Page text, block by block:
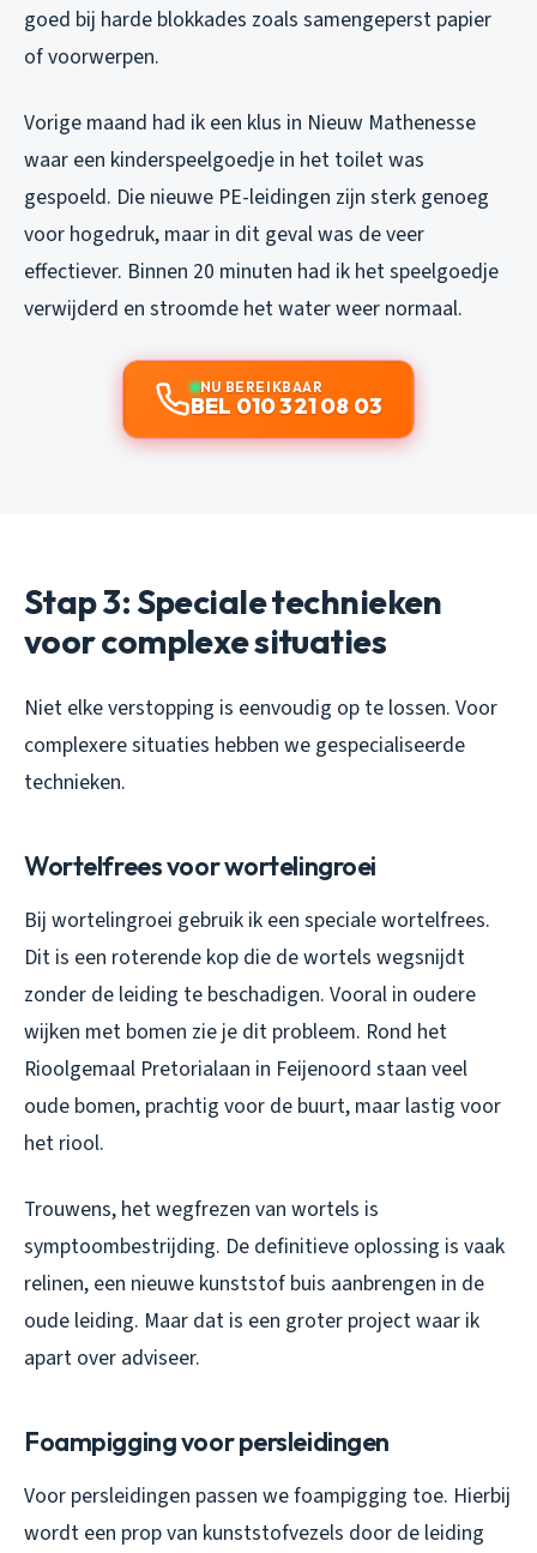
goed bij harde blokkades zoals samengeperst papier
of voorwerpen.
Vorige maand had ik een klus in Nieuw Mathenesse
waar een kinderspeelgoedje in het toilet was
gespoeld. Die nieuwe PE-leidingen zijn sterk genoeg
voor hogedruk, maar in dit geval was de veer
effectiever. Binnen 20 minuten had ik het speelgoedje
verwijderd en stroomde het water weer normaal.
NU BEREIKBAAR
BEL 010 321 08 03
Stap 3: Speciale technieken
voor complexe situaties
Niet elke verstopping is eenvoudig op te lossen. Voor
complexere situaties hebben we gespecialiseerde
technieken.
Wortelfrees voor wortelingroei
Bij wortelingroei gebruik ik een speciale wortelfrees.
Dit is een roterende kop die de wortels wegsnijdt
zonder de leiding te beschadigen. Vooral in oudere
wijken met bomen zie je dit probleem. Rond het
Rioolgemaal Pretorialaan in Feijenoord staan veel
oude bomen, prachtig voor de buurt, maar lastig voor
het riool.
Trouwens, het wegfrezen van wortels is
symptoombestrijding. De definitieve oplossing is vaak
relinen, een nieuwe kunststof buis aanbrengen in de
oude leiding. Maar dat is een groter project waar ik
apart over adviseer.
Foampigging voor persleidingen
Voor persleidingen passen we foampigging toe. Hierbij
wordt een prop van kunststofvezels door de leiding